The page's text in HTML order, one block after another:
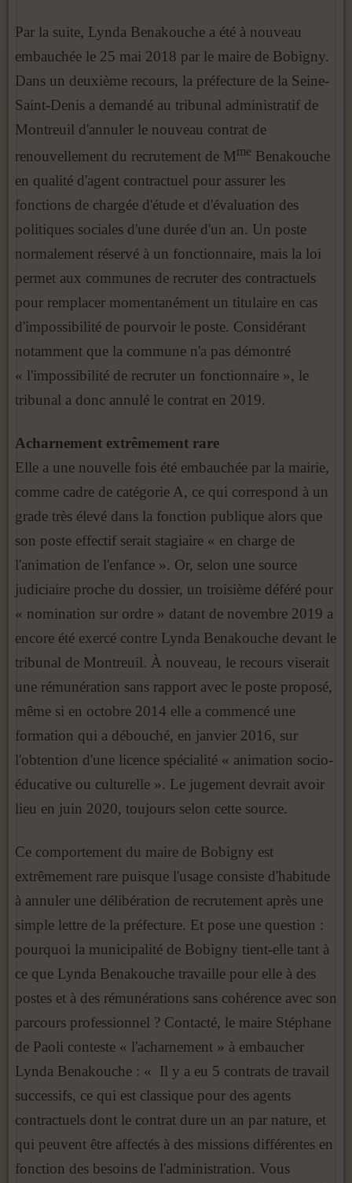
Par la suite, Lynda Benakouche a été à nouveau
embauchée le 25 mai 2018 par le maire de Bobigny.
Dans un deuxième recours, la préfecture de la Seine-
Saint-Denis a demandé au tribunal administratif de
Montreuil d'annuler le nouveau contrat de
renouvellement du recrutement de Mme Benakouche
en qualité d'agent contractuel pour assurer les
fonctions de chargée d'étude et d'évaluation des
politiques sociales d'une durée d'un an. Un poste
normalement réservé à un fonctionnaire, mais la loi
permet aux communes de recruter des contractuels
pour remplacer momentanément un titulaire en cas
d'impossibilité de pourvoir le poste. Considérant
notamment que la commune n'a pas démontré
« l'impossibilité de recruter un fonctionnaire », le
tribunal a donc annulé le contrat en 2019.
Acharnement extrêmement rare
Elle a une nouvelle fois été embauchée par la mairie,
comme cadre de catégorie A, ce qui correspond à un
grade très élevé dans la fonction publique alors que
son poste effectif serait stagiaire « en charge de
l'animation de l'enfance ». Or, selon une source
judiciaire proche du dossier, un troisième déféré pour
« nomination sur ordre » datant de novembre 2019 a
encore été exercé contre Lynda Benakouche devant le
tribunal de Montreuil. À nouveau, le recours viserait
une rémunération sans rapport avec le poste proposé,
même si en octobre 2014 elle a commencé une
formation qui a débouché, en janvier 2016, sur
l'obtention d'une licence spécialité « animation socio-
éducative ou culturelle ». Le jugement devrait avoir
lieu en juin 2020, toujours selon cette source.
Ce comportement du maire de Bobigny est
extrêmement rare puisque l'usage consiste d'habitude
à annuler une délibération de recrutement après une
simple lettre de la préfecture. Et pose une question :
pourquoi la municipalité de Bobigny tient-elle tant à
ce que Lynda Benakouche travaille pour elle à des
postes et à des rémunérations sans cohérence avec son
parcours professionnel ? Contacté, le maire Stéphane
de Paoli conteste « l'acharnement » à embaucher
Lynda Benakouche : « Il y a eu 5 contrats de travail
successifs, ce qui est classique pour des agents
contractuels dont le contrat dure un an par nature, et
qui peuvent être affectés à des missions différentes en
fonction des besoins de l'administration. Vous